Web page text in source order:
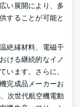
い展開により、多
することが可能と
絶縁材料、電磁干
ける継続的なイノ
います。さらに、
完成品メーカーお
次世代航空機電動